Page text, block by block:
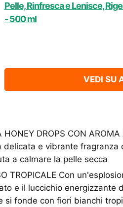
Pelle, Rinfresca e Lenisce,
- 500 ml
VEDI SU
HONEY DROPS CON
e vibrante fragranza
a calmare la pelle secca
TROPICALE Con
e il luccichio energizzante
si fonde con fiori bianchi